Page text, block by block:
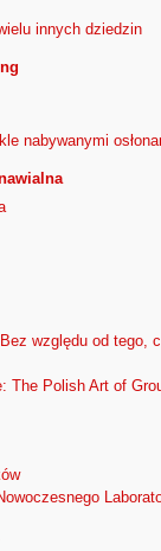
innych dziedzin
nabywanymi
względu od tego,
The Polish Art of